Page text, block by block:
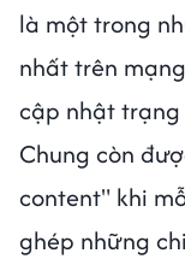
là một trong
nhất trên
cập nhật trạng
Chung còn
content" khi
ghép những